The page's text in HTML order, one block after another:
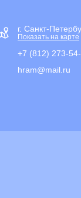
г. Санкт-
Показать на карте
+7 (812) 273-
hram@mail.ru